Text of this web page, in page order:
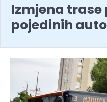
Izmjena
pojedinih